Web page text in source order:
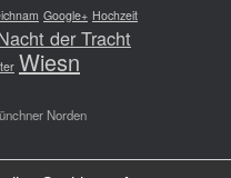
Google+ Hochzeit
der Tracht
Wiesn
Norden